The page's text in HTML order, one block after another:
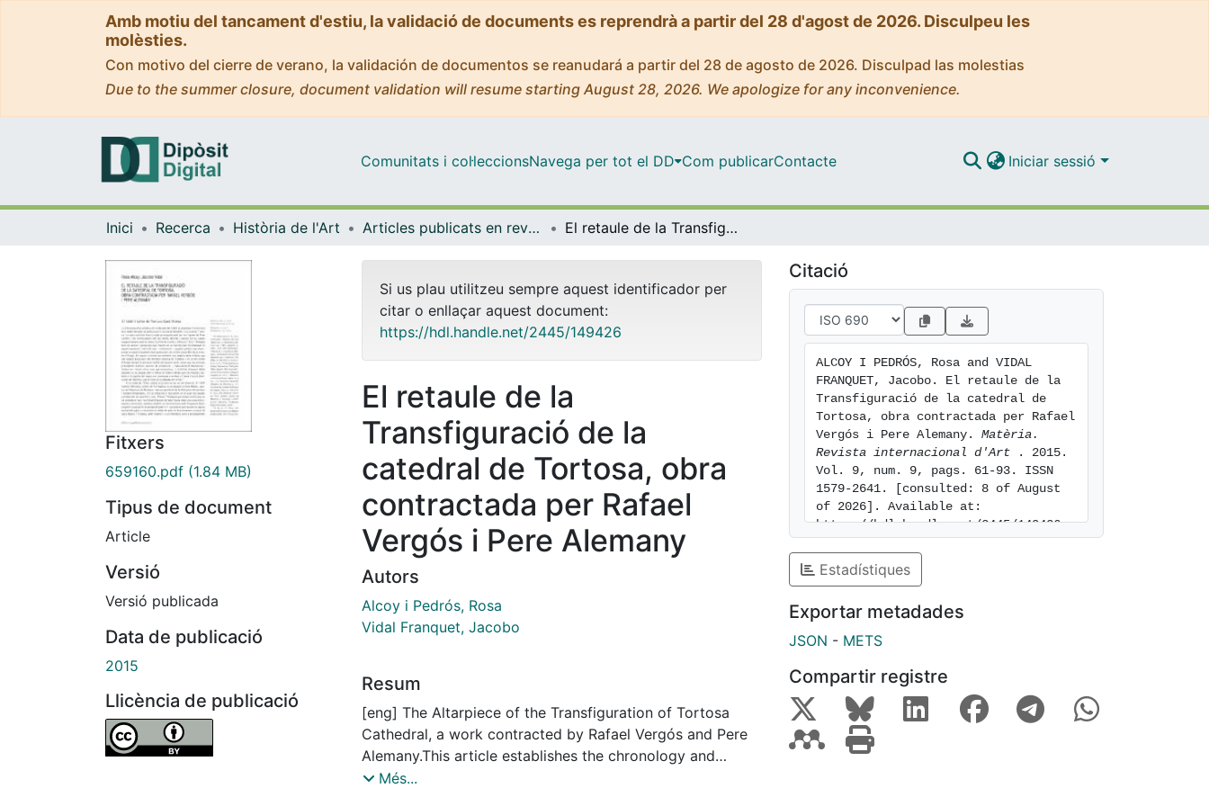
Amb motiu del tancament d'estiu, la validació de documents es reprendrà a partir del 28 d'agost de 2026. Disculpeu les
molèsties.
Con motivo del cierre de verano, la validación de documentos se reanudará a partir del 28 de agosto de 2026. Disculpad las molestias
Due to the summer closure, document validation will resume starting August 28, 2026. We apologize for any inconvenience.
Comunitats i col·leccionsNavega per tot el DD Com publicarContacte Iniciar sessió
Inici Recerca Història de l'Art Articles publicats en revistes (Història de l'Art) El retaule de la Transfiguració de la catedral de Tortosa, obra contractada per Rafael Vergós i Pere Alemany
Fitxers
659160.pdf (1.84 MB)
Tipus de document
Article
Versió
Versió publicada
Data de publicació
2015
Llicència de publicació
Si us plau utilitzeu sempre aquest identificador per
citar o enllaçar aquest document:
https://hdl.handle.net/2445/149426
El retaule de la
Transfiguració de la
catedral de Tortosa, obra
contractada per Rafael
Vergós i Pere Alemany
Autors
Alcoy i Pedrós, Rosa
Vidal Franquet, Jacobo
Resum
[eng] The Altarpiece of the Transfiguration of Tortosa
Cathedral, a work contracted by Rafael Vergós and Pere
Alemany.This article establishes the chronology and
authorship of the renowned altarpiece of the
Més...
Citació
ALCOY I PEDRÓS, Rosa and VIDAL
FRANQUET, Jacobo. El retaule de la
Transfiguració de la catedral de
Tortosa, obra contractada per Rafael
Vergós i Pere Alemany. Matèria.
Revista internacional d'Art
. 2015.
Vol. 9, num. 9, pags. 61-93. ISSN
1579-2641. [consulted: 8 of August
of 2026]. Available at:
https://hdl.handle.net/2445/149426
Estadístiques
Exportar metadades
JSON - METS
Compartir registre